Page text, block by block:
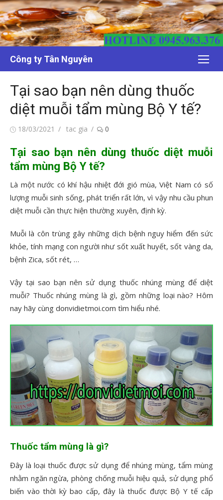
Chuyển
tới
nội
dung
Công ty Tân Nguyên
Tại sao bạn nên dùng thuốc
diệt muỗi tẩm mùng Bộ Y tế?
Đăng18/03/2021
Tác
tac gia 0
Tại sao bạn nên dùng thuốc diệt muỗi
tẩm mùng Bộ Y tế?
Là một nước có khí hậu nhiệt đới gió mùa, Việt Nam có số
lượng muỗi sinh sống, phát triển rất lớn, vì vậy nhu cầu phun
diệt muỗi cần thực hiện thường xuyên, định kỳ.
Muỗi là côn trùng gây những dịch bệnh nguy hiểm đến sức
khỏe, tính mạng con người như sốt xuất huyết, sốt vàng da,
bệnh Zica, sốt rét, …
Vậy tại sao bạn nên sử dụng thuốc nhúng mùng để diệt
muỗi? Thuốc nhúng mùng là gì, gồm những loại nào? Hôm
nay hãy cùng donvidietmoi.com tìm hiểu nhé.
Thuốc tẩm mùng là gì?
Đây là loại thuốc được sử dụng để nhúng mùng, tẩm mùng
nhằm ngăn ngừa, phòng chống muỗi hiệu quả, sử dụng phổ
biến vào thời kỳ bao cấp, đây là thuốc được Bộ Y tế cấp